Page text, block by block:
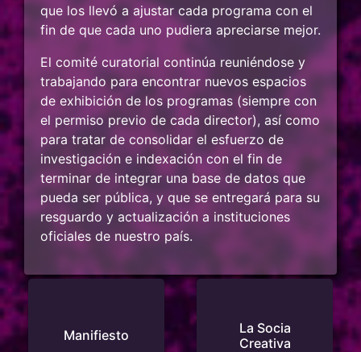
que los llevó a ajustar cada programa con el
fin de que cada uno pudiera apreciarse mejor.
El comité curatorial continúa reuniéndose y
trabajando para encontrar nuevos espacios
de exhibición de los programas (siempre con
el permiso previo de cada director), así como
para tratar de consolidar el esfuerzo de
investigación e indexación con el fin de
terminar de integrar una base de datos que
pueda ser pública, y que se entregará para su
resguardo y actualización a instituciones
oficiales de nuestro país.
Manifiesto
La Socia
Creativa